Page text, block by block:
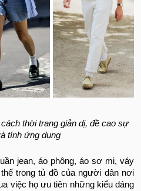
thời trang giản dị, đề cao sự
tính ứng dụng
jean, áo phông, áo sơ mi, váy
trong tủ đồ của người dân nơi
việc họ ưu tiên những kiểu dáng